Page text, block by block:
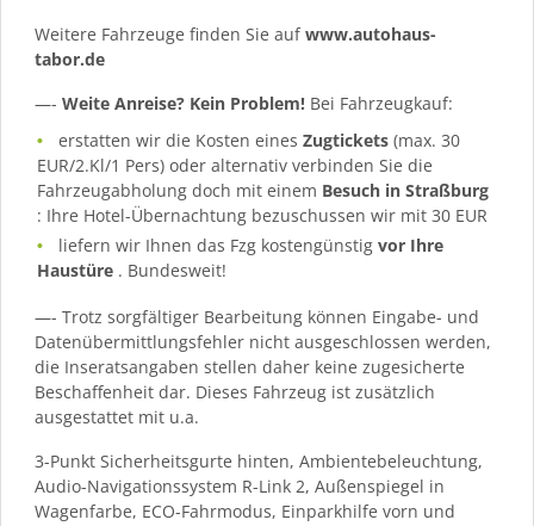
Weitere Fahrzeuge finden Sie aufwww.autohaus-
tabor.de
—- Weite Anreise? Kein Problem! Bei Fahrzeugkauf:
erstatten wir die Kosten einesZugtickets(max. 30
EUR/2.Kl/1 Pers) oder alternativ verbinden Sie die
Fahrzeugabholung doch mit einem Besuch in Straßburg
: Ihre Hotel-Übernachtung bezuschussen wir mit 30 EUR
liefern wir Ihnen das Fzg kostengünstigvor Ihre
Haustüre . Bundesweit!
—- Trotz sorgfältiger Bearbeitung können Eingabe- und
Datenübermittlungsfehler nicht ausgeschlossen werden,
die Inseratsangaben stellen daher keine zugesicherte
Beschaffenheit dar. Dieses Fahrzeug ist zusätzlich
ausgestattet mit u.a.
3-Punkt Sicherheitsgurte hinten, Ambientebeleuchtung,
Audio-Navigationssystem R-Link 2, Außenspiegel in
Wagenfarbe, ECO-Fahrmodus, Einparkhilfe vorn und